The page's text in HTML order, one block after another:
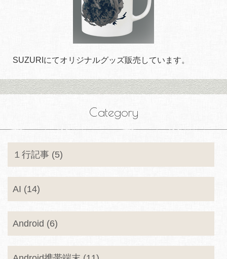
SUZURIにてオリジナルグッズ販売しています。
Category
１行記事 (5)
AI (14)
Android (6)